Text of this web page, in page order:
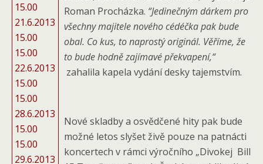
15.00
21.6.2013
15.00
15.00
22.6.2013
15.00
15.00
28.6.2013
15.00
15.00
29.6.2013
Roman Procházka. “Jedinečným dárkem pro
všechny majitele nového cédéčka pak bude
obal. Co kus, to naprostý originál. Věříme, že
to bude hodně zajímavé překvapení,“
zahalila kapela vydání desky tajemstvím.
Nové skladby a osvědčené hity pak bude
možné letos slyšet živě pouze na patnácti
koncertech v rámci výročního „Divokej Bill